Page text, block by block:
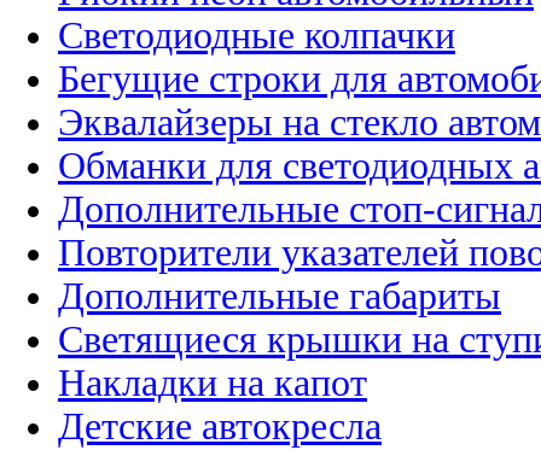
Светодиодные колпачки
Бегущие строки для
Эквалайзеры на стекло
Обманки для светодиодных
Дополнительные стоп-
Повторители указателей
Дополнительные габариты
Светящиеся крышки на
Накладки на капот
Детские автокресла